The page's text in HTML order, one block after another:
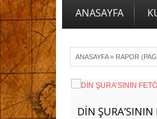
ANASAYFA
ANASAYFA» RAPOR
DİN